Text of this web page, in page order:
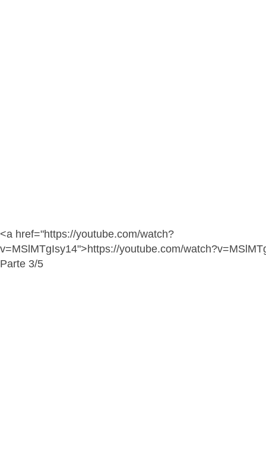
<a href="https://youtube.com/watch?
v=MSlMTgIsy14">https://youtube.com/
Parte 3/5